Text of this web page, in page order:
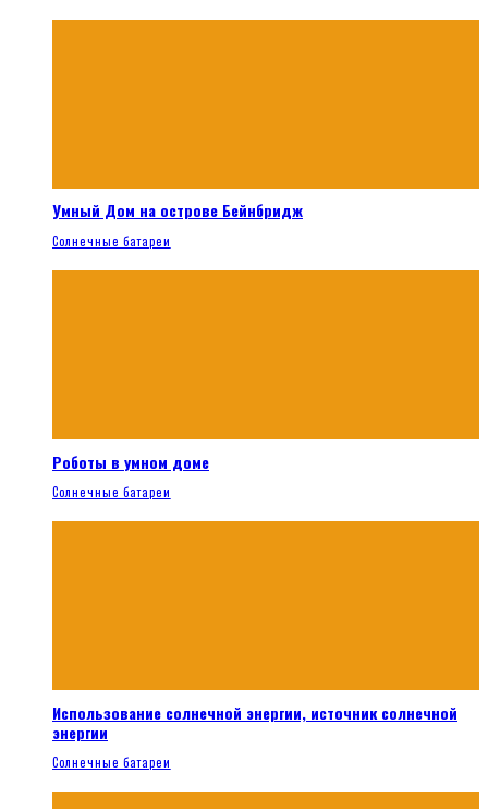
Умный Дом на острове Бейнбридж
Солнечные батареи
Роботы в умном доме
Солнечные батареи
Использование солнечной энергии, источник солнечной
энергии
Солнечные батареи